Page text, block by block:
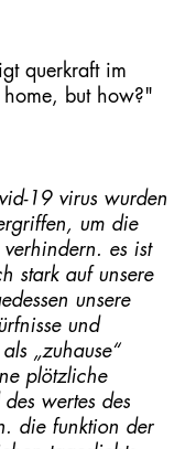
querkraft im
home, but how?"
19 virus wurden
um die
es ist
stark auf unsere
unsere
und
„zuhause“
plötzliche
wertes des
die funktion der